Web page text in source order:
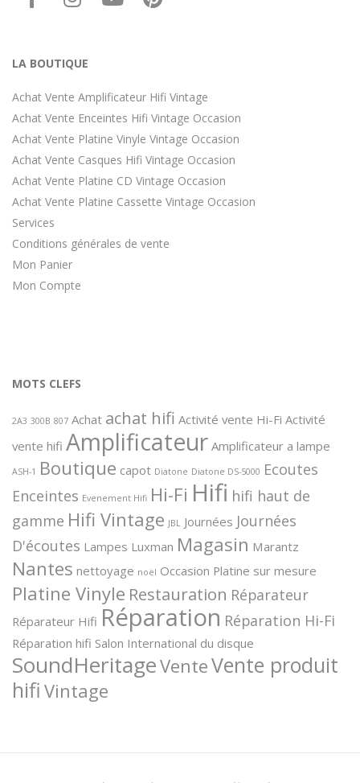
LA BOUTIQUE
Achat Vente Amplificateur Hifi Vintage
Achat Vente Enceintes Hifi Vintage Occasion
Achat Vente Platine Vinyle Vintage Occasion
Achat Vente Casques Hifi Vintage Occasion
Achat Vente Platine CD Vintage Occasion
Achat Vente Platine Cassette Vintage Occasion
Services
Conditions générales de vente
Mon Panier
Mon Compte
MOTS CLEFS
2A3 300B 807 Achat achat hifi Activité vente Hi-Fi Activité
vente hifi Amplificateur Amplificateur a lampe
ASH-1 Boutique capot Diatone Diatone DS-5000 Ecoutes
Enceintes Evenement Hifi Hi-Fi Hifi hifi haut de
gamme Hifi Vintage JBL Journées Journées
D'écoutes Lampes Luxman Magasin Marantz
Nantes nettoyage noël Occasion Platine sur mesure
Platine Vinyle Restauration Réparateur
Réparateur Hifi Réparation Réparation Hi-Fi
Réparation hifi Salon International du disque
SoundHeritageVenteVente produit
hifi Vintage